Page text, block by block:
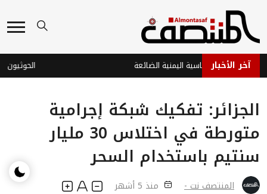
آخر الأخبار
الرخاوة والدبلوماسية اليمنية الضائعة الحوثيون
الجزائر: تفكيك شبكة إجرامية
متورطة في اختلاس 30 مليار
سنتيم باستخدام السحر
المنتصف نت - منذ 5 أشهر